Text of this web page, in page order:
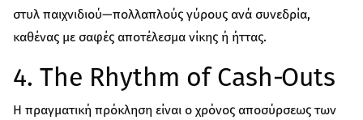
στυλ παιχνιδιού—πολλαπλούς γύρους ανά συνεδρία,
καθένας με σαφές αποτέλεσμα νίκης ή ήττας.
4. The Rhythm of Cash‑Outs
Η πραγματική πρόκληση είναι ο χρόνος αποσύρσεως των